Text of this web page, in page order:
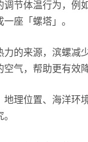
调节体温行为，例
座「螺塔」。
力的来源，滨螺减
气，帮助更有效
理位置、海洋环